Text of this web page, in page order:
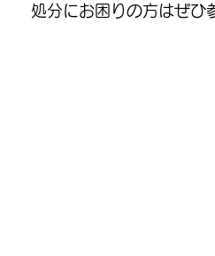
処分にお困りの方はぜひ